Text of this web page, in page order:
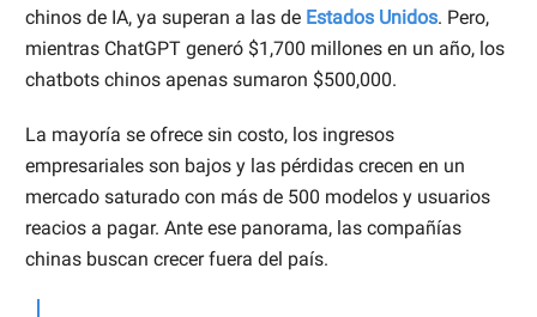
chinos de IA, ya superan a las de Estados Unidos. Pero,
mientras ChatGPT generó $1,700 millones en un año, los
chatbots chinos apenas sumaron $500,000.
La mayoría se ofrece sin costo, los ingresos
empresariales son bajos y las pérdidas crecen en un
mercado saturado con más de 500 modelos y usuarios
reacios a pagar. Ante ese panorama, las compañías
chinas buscan crecer fuera del país.